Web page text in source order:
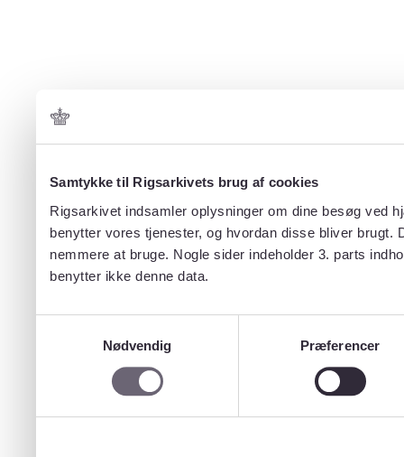
Samtykke til Rigsarkivets brug af cookies
Rigsarkivet indsamler oplysninger om dine besøg ved
benytter vores tjenester, og hvordan disse bliver
nemmere at bruge. Nogle sider indeholder 3. parts
benytter ikke denne data.
Nødvendig
Præferencer